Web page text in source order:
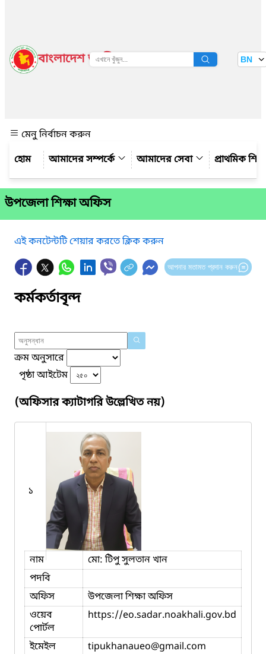
বাংলাদেশ জাতীয় তথ্য বাতায়ন BN
মেনু নির্বাচন করুন
আমাদের সম্পর্কে
আমাদের সেবা প্রাথমিক
উপজেলা শিক্ষা অফিস
এই কনটেন্টটি শেয়ার করতে ক্লিক করুন
আপনার মতামত প্রদান করুন
কর্মকর্তাবৃন্দ
ক্রম অনুসারে
পৃষ্ঠা আইটেম
(অফিসার ক্যাটাগরি উল্লেখিত নয়)
১
নাম
মো: টিপু সুলতান খান
পদবি
অফিস
উপজেলা শিক্ষা অফিস
ওয়েব
পোর্টল
https://eo.sadar.noakhali.gov.bd
ইমেইল tipukhanaueo@gmail.com